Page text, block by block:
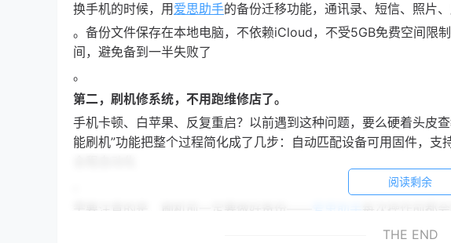
换手机的时候，用 爱思助手的备份迁移功能，通讯录、短信、照片
。备份文件保存在本地电脑，不依赖iCloud，不受5GB免费空间限制
间，避免备到一半失败了
。
第二，刷机修系统，不用跑维修店了。
手机卡顿、白苹果、反复重启？以前遇到这种问题，要么硬着头皮
能刷机”功能把整个过程简化成了几步：自动匹配设备可用固件，
需要注意的是，刷机前一定要做好备份——
爱思助手 每次操作前都会
。还有，不是你想降级到哪个版本都行，苹果关闭验证通道后，任何
阅读剩余
THE END